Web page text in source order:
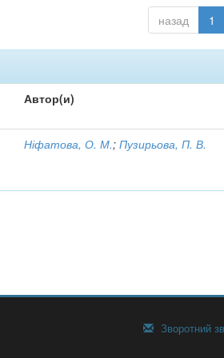
назад 1
Автор(и)
Ніфатова, О. М.;Пузирьова, П. В.
Зворотний